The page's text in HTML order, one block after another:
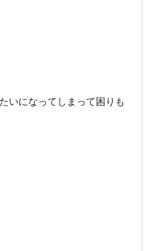
いになってしまって困りも